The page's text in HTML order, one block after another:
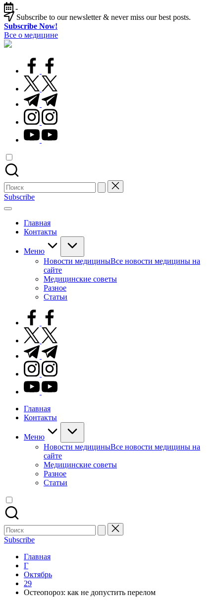
Перейти
к
содержимому
-
Subscribe to our newsletter & never miss our best posts.
Subscribe Now!
Все о медицине
Лечитесь
facebook.com
twitter.com
t.me
instagram.com
youtube.com
Поиск
для:
Subscribe
Главная
Контакты
Меню
Новости медициныВсе новости медицины на
сайте
Медицинские советы
Разное
Статьи
facebook.com
twitter.com
t.me
instagram.com
youtube.com
Главная
Контакты
Меню
Новости медициныВсе новости медицины на
сайте
Медицинские советы
Разное
Статьи
Поиск
для:
Subscribe
Главная
Г
Октябрь
29
Остеопороз: как не допустить перелом